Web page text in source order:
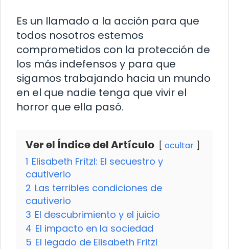
Es un llamado a la acción para que
todos nosotros estemos
comprometidos con la protección de
los más indefensos y para que
sigamos trabajando hacia un mundo
en el que nadie tenga que vivir el
horror que ella pasó.
Ver el Índice del Artículo ocultar
1 Elisabeth Fritzl: El secuestro y
cautiverio
2 Las terribles condiciones de
cautiverio
3 El descubrimiento y el juicio
4 El impacto en la sociedad
5 El legado de Elisabeth Fritzl